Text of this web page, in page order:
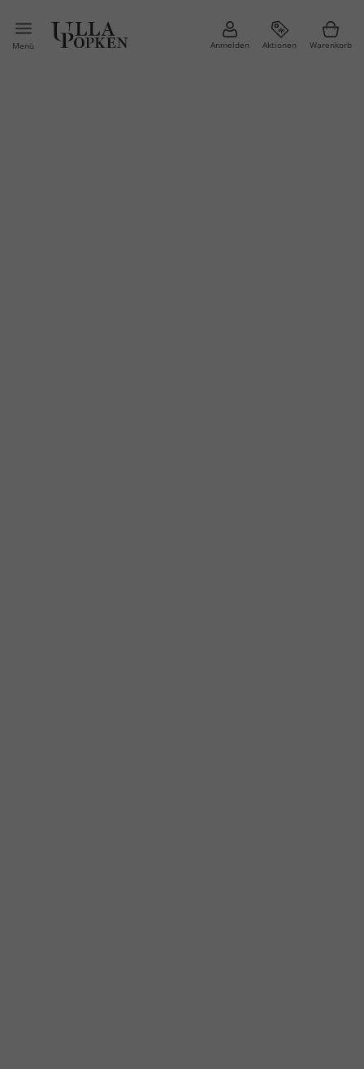
Menü Anmelden Aktionen Warenkorb